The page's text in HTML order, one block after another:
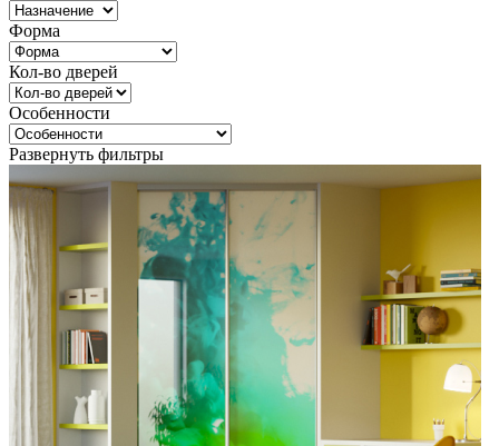
Форма
Кол-во дверей
Особенности
Развернуть фильтры